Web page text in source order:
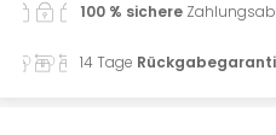
100 % sichere
14 Tage